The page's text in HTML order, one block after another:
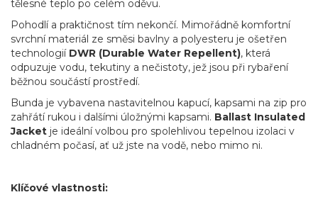
tělesné teplo po celém oděvu.
Pohodlí a praktičnost tím nekončí. Mimořádně komfortní
svrchní materiál ze směsi bavlny a polyesteru je ošetřen
technologií DWR (Durable Water Repellent), která
odpuzuje vodu, tekutiny a nečistoty, jež jsou při rybaření
běžnou součástí prostředí.
Bunda je vybavena nastavitelnou kapucí, kapsami na zip pro
zahřátí rukou i dalšími úložnými kapsami. Ballast Insulated
Jacket je ideální volbou pro spolehlivou tepelnou izolaci v
chladném počasí, ať už jste na vodě, nebo mimo ni.
Klíčové vlastnosti: